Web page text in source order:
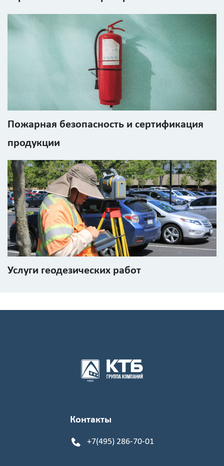
Пожарная безопасность и сертификация
продукции
Услуги геодезических работ
Контакты
+7(495) 286-70-01